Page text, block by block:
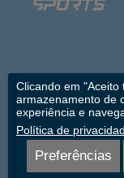
Clicando em
armazenamento de
experiência e
Política de
Preferências